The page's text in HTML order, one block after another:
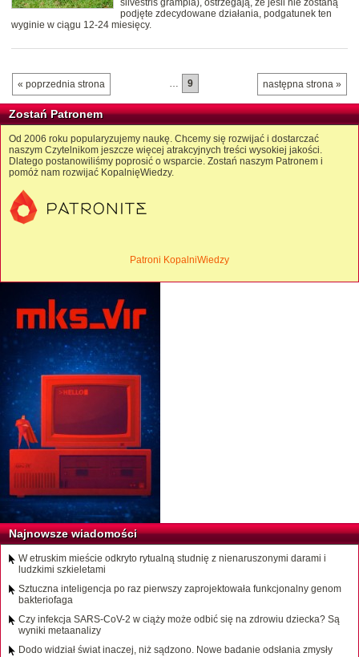
silvestris grampia), ostrzegają, że jeśli nie zostaną
podjęte zdecydowane działania, podgatunek ten
wyginie w ciągu 12-24 miesięcy.
« poprzednia strona następna strona »
… 9
Zostań Patronem
Od 2006 roku popularyzujemy naukę. Chcemy się rozwijać i dostarczać
naszym Czytelnikom jeszcze więcej atrakcyjnych treści wysokiej jakości.
Dlatego postanowiliśmy poprosić o wsparcie. Zostań naszym Patronem i
pomóż nam rozwijać KopalnięWiedzy.
Patroni KopalniWiedzy
Najnowsze wiadomości
W etruskim mieście odkryto rytualną studnię z nienaruszonymi darami i
ludzkimi szkieletami
Sztuczna inteligencja po raz pierwszy zaprojektowała funkcjonalny genom
bakteriofaga
Czy infekcja SARS-CoV-2 w ciąży może odbić się na zdrowiu dziecka? Są
wyniki metaanalizy
Dodo widział świat inaczej, niż sądzono. Nowe badanie odsłania zmysły